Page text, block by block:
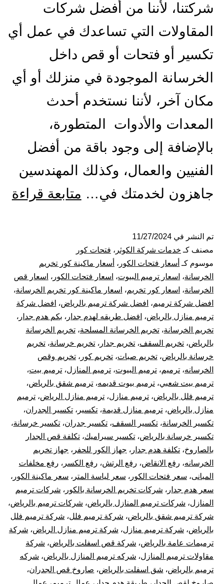
شركتنا، لأننا من أفضل شركات
المقاولات التي تساعدك في عمل أي
تكسير أو فتحات أو قص داخل
الخرسانة الموجودة في منزلك أو أي
مكان آخر، لأننا نستخدم أحدث
المعدات والأدوات المتطورة،
بالإضافة إلى وجود باقة من أفضل
الفنيين والعمال، وكذلك المهندسين
جاهزون لخدمتك في… متابعة قراءة
تم النشر في 11/27/2024
مصنف كـ خدمات شركة الكوثر ، فتحات كور
موسوم كـ أسعار فتحات الكور ، أسعار ماكينة كور تخريم
الخرسانة، اسعار ترميم البيوت، اسعار فتحات الكور ، اسعار قص
الخرسانة، اسعار كور تخريم، اسعار ماكينة كور تخريم الخرسانة،
افضل شركة ترميم، افضل شركة ترميم بالرياض، افضل شركة
ترميم منازل بالرياض، افضل طريقه لهدم جدار ، بكم هدم جدار ،
تخريم الخرسانة، تخريم الخرسانة المسلحة، تخريم الخرسانة
بالرياض، تخريم السقف، تخريم جدار ، تخريم خرسانة، تخريم
خرسانة بالرياض، تخريم صبات، تخريم كور ، تخريم وقص
الخرسانه، ترميم، ترميم البيوت، ترميم المنازل، ترميم بيت،
ترميم بيت شعبي، ترميم بيوت قديمه، ترميم شقق بالرياض،
ترميم فلل بالرياض، ترميم منازل، ترميم منازل الرياض، ترميم
منازل بالرياض، ترميم منازل قديمة، تكسير ، تكسير الجدران،
تكسير الخرسانة، تكسير السقف، تكسير جدران، تكسير خرسانة،
تكسير خرسانة بالرياض، تكسير سيراميك، تكلفة قص الجدار
بالصاروخ، تكلفة هدم جدار ، جهاز الكور للحفر ، جهاز تخريم
الخرسانه، رفع الانقاض، رفع الرتش، رفع الكسر ، رفع مخلفات
المبانى، سعر فتحات الكور ، سعر لياسة المتر ، سعر ماكينة الكور ،
سعر هدم جدار ، شركات تخريم الخرسانة بالكور ، شركات ترميم
المنازل، شركات ترميم المنازل بالرياض، شركات ترميم بالرياض،
شركة ترميم شقق بالرياض، شركة ترميم فلل، شركة ترميم فلل
بالرياض، شركة ترميم منازل، شركة ترميم منازل الرياض، شركة
ترميمات عامة بالرياض، شركة قص اسفلت بالرياض، شركة
مقاولات ترميم المنازل، شركه ترميم المنازل بالرياض، شركه
ترميم بالرياض، شق اسفلت بالرياض، صاروخ قص الجدران،